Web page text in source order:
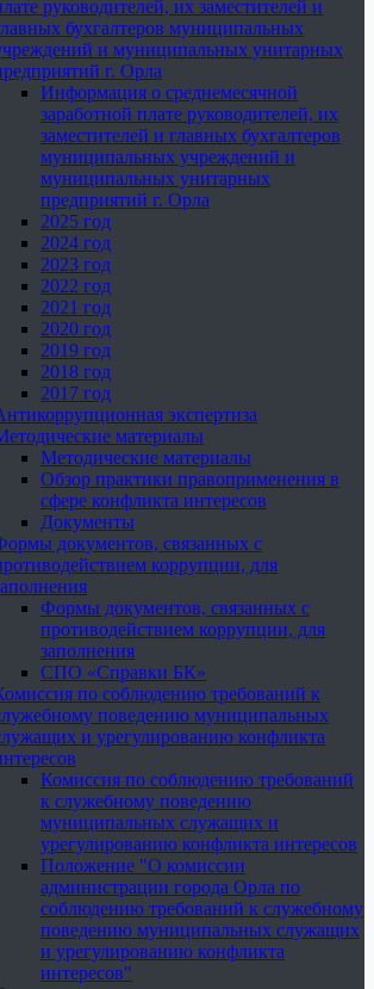
руководителей, их заместителей и
бухгалтеров муниципальных
и муниципальных унитарных
г. Орла
Информация о среднемесячной
заработной плате руководителей, их
заместителей и главных бухгалтеров
муниципальных учреждений и
муниципальных унитарных
предприятий г. Орла
2025 год
2024 год
2023 год
2022 год
2021 год
2020 год
2019 год
2018 год
2017 год
экспертиза
материалы
Методические материалы
Обзор практики правоприменения в
сфере конфликта интересов
Документы
документов, связанных с
коррупции, для
Формы документов, связанных с
противодействием коррупции, для
заполнения
СПО «Справки БК»
по соблюдению требований к
поведению муниципальных
и урегулированию конфликта
Комиссия по соблюдению требований
к служебному поведению
муниципальных служащих и
урегулированию конфликта интересов
Положение "О комиссии
администрации города Орла по
соблюдению требований к служебному
поведению муниципальных служащих
и урегулированию конфликта
интересов"